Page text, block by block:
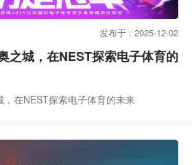
发布于 : 2025-12-02
之城，在NEST探索电子体育的
在NEST探索电子体育的未来